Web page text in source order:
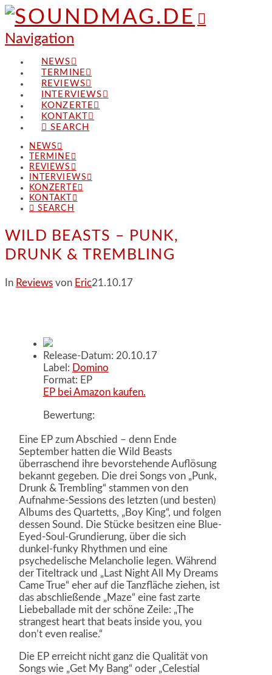
Navigation
NEWS
TERMINE
REVIEWS
INTERVIEWS
KONZERTE
KONTAKT
SEARCH
NEWS
TERMINE
REVIEWS
INTERVIEWS
KONZERTE
KONTAKT
SEARCH
WILD BEASTS – PUNK,
DRUNK & TREMBLING
In Reviews von Eric21.10.17
Release-Datum: 20.10.17
Label: Domino
Format: EP
EP bei Amazon kaufen.
Bewertung:
Eine EP zum Abschied – denn Ende
September hatten die Wild Beasts
überraschend ihre bevorstehende Auflösung
bekannt gegeben. Die drei Songs von „Punk,
Drunk & Trembling“ stammen von den
Aufnahme-Sessions des letzten (und besten)
Albums des Quartetts, „Boy King“, und folgen
dessen Sound. Die Stücke besitzen eine Blue-
Eyed-Soul-Grundierung, über die sich
dunkel-funky Rhythmen und eine
psychedelische Melancholie legen. Während
der Titeltrack und „Last Night All My Dreams
Came True“ eher auf die Tanzfläche ziehen, ist
das abschließende „Maze“ eine fast zarte
Liebeballade mit der schöne Zeile: „The
strangest heart that beats inside you, you
don’t even realise.“
Die EP erreicht nicht ganz die Qualität von
Songs wie „Get My Bang“ oder „Celestial